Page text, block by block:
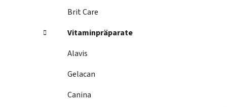
Brit Care
Vitaminpräparate
Alavis
Gelacan
Canina